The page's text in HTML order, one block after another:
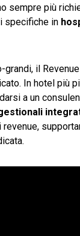
sempre più
specifiche in
grandi, il
In hotel più
a un